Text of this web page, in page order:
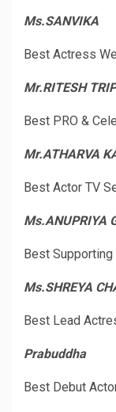
Ms.SANVIKA
Best Actress
Mr.RITESH
Best PRO &
Mr.ATHARVA
Best Actor TV
Ms.ANUPRIYA
Best Supporting
Ms.SHREYA
Best Lead
Prabuddha
Best Debut